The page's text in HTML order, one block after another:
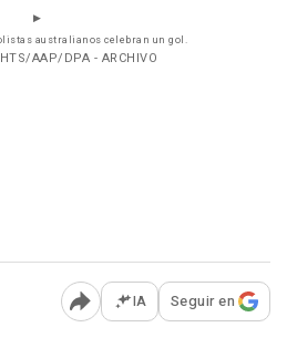
australianos celebran un gol.
AAP/DPA - ARCHIVO
Abrir opciones para
IA Seguir en